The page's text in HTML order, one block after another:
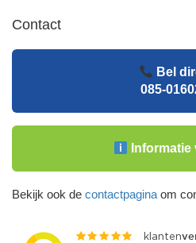
Contact
Bel
085-
Informatie
Bekijk ook de contactpagina om